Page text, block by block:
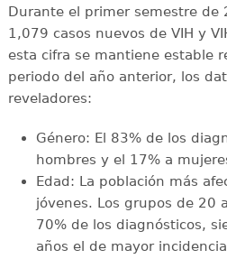
Durante el primer semestre de
1,079 casos nuevos de VIH y
esta cifra se mantiene estable
periodo del año anterior, los
reveladores:
Género: El 83% de los
hombres y el 17% a
Edad: La población más
jóvenes. Los grupos de 20
70% de los diagnósticos,
años el de mayor